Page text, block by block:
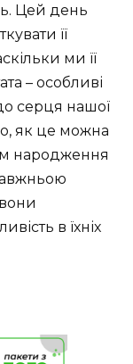
Цей день
її
ми її
– особливі
серця нашої
як це можна
народження
в їхніх